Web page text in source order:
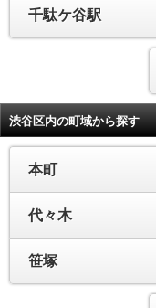
千駄ケ谷駅
渋谷区内の町域から探す
本町
代々木
笹塚